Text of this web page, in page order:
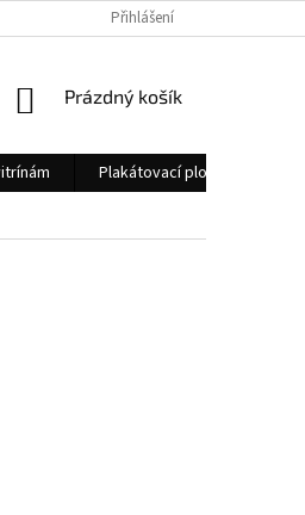
Přihlášení
NÁKUPNÍ
Prázdný košík
Plakátovací plochy